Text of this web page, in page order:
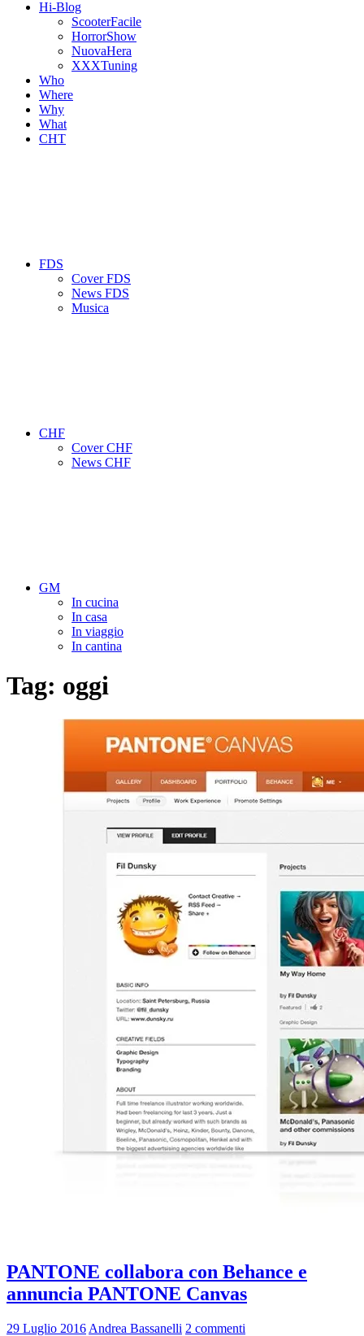
Hi-Blog
ScooterFacile
HorrorShow
NuovaHera
XXXTuning
Who
Where
Why
What
CHT
FDS
Cover FDS
News FDS
Musica
CHF
Cover CHF
News CHF
GM
In cucina
In casa
In viaggio
In cantina
Tag: oggi
PANTONE collabora con Behance e
annuncia PANTONE Canvas
29 Luglio 2016 Andrea Bassanelli 2 commenti